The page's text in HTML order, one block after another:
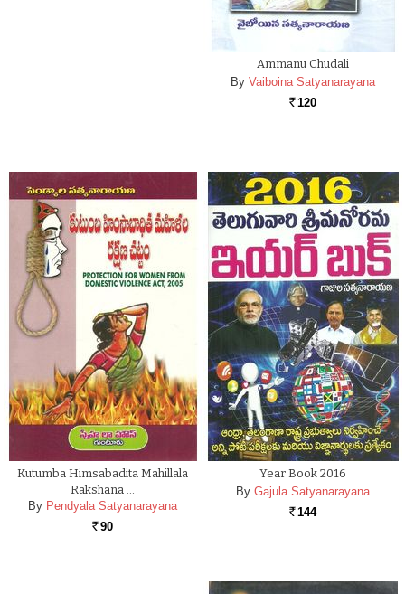
Ammanu Chudali
By Vaiboina Satyanarayana
Rs. 120
Kutumba Himsabadita Mahillala
Rakshana …
By Pendyala Satyanarayana
Rs. 90
Year Book 2016
By Gajula Satyanarayana
Rs. 144